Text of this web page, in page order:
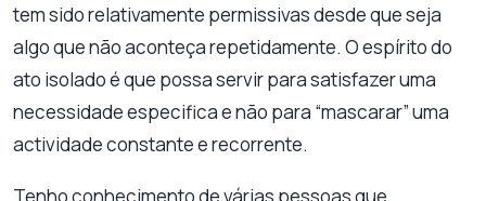
tem sido relativamente permissivas desde que seja
algo que não aconteça repetidamente. O espírito do
ato isolado é que possa servir para satisfazer uma
necessidade especifica e não para “mascarar” uma
actividade constante e recorrente.